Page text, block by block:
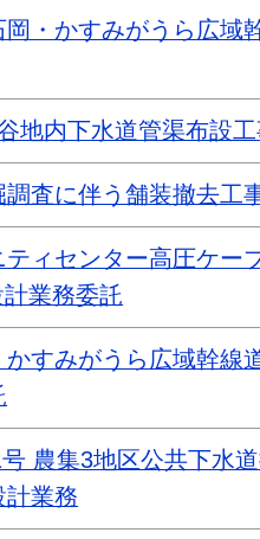
岡・かすみがうら広域
地内下水道管渠布設
査に伴う舗装撤去工
ィセンター高圧ケー
業務委託
かすみがうら広域幹線
農集3地区公共下水
計業務